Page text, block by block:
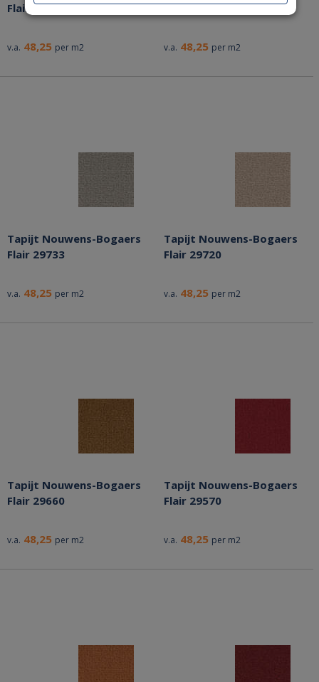
Flair 29758
v.a. 48,25 per m2
Flair 29738
v.a. 48,25 per m2
Tapijt Nouwens-Bogaers
Flair 29733
v.a. 48,25 per m2
Tapijt Nouwens-Bogaers
Flair 29720
v.a. 48,25 per m2
Tapijt Nouwens-Bogaers
Flair 29660
v.a. 48,25 per m2
Tapijt Nouwens-Bogaers
Flair 29570
v.a. 48,25 per m2